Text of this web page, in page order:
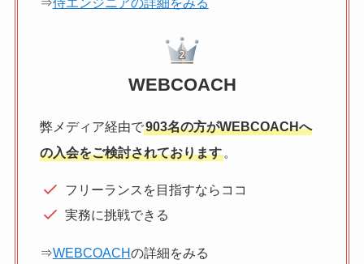
WEBCOACH
弊メディア経由で903名の方がWEBCOACHへ
の入会をご検討されております。
フリーランスを目指すならココ
実務に挑戦できる
⇒WEBCOACHの詳細をみる